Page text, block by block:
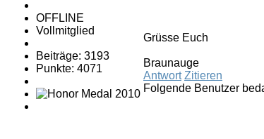
OFFLINE
Vollmitglied
Beiträge: 3193
Punkte: 4071
Grüsse Euch
Braunauge
Antwort Zitieren
Folgende Benutzer